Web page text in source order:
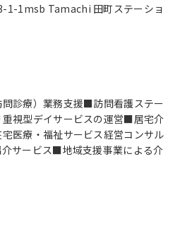
1-1msb Tamachi 田町ステーショ
診療）業務支援■訪問看護ステー
視型デイサービスの運営■居宅介
医療・福祉サービス経営コンサル
サービス■地域支援事業による介